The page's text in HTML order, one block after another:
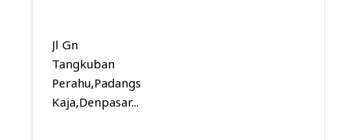
Jl Gn
Tangkuban
Perahu,Padangsambian
Kaja,Denpasar...